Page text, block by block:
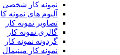
نمونه کار شخصی
آلبوم های نمونه
تصاویر نمونه کار
گالری نمونه کار
گردونه نمونه کار
نمونه کار مینیمال